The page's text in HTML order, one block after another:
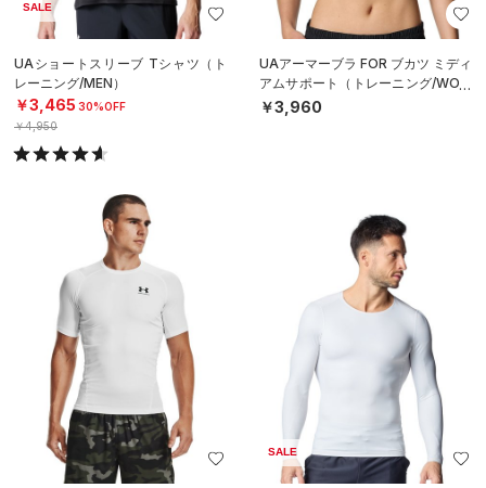
SALE
UAショートスリーブ Tシャツ（ト
レーニング/MEN）
￥3,465 30%OFF
￥4,950
UAアーマーブラ FOR ブカツ ミディ
アムサポート（トレーニング/WOM
EN）
￥3,960
SALE